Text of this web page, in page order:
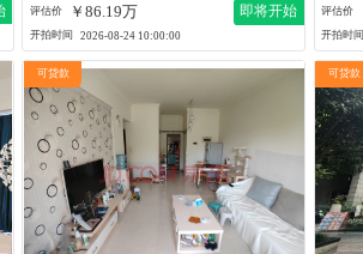
评估价 ￥86.19万 即将开始
开拍时间 2026-08-24 10:00:00
评估价
开拍时间
可贷款 可贷款